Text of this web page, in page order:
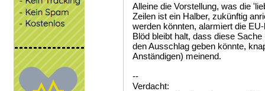
Alleine die Vorstellung, was die
Zeilen ist ein Halber, zukünftig
werden könnten, alarmiert die
Blöd bleibt halt, dass diese
den Ausschlag geben könnte,
Anständigen) meinend.
--
Verdacht: